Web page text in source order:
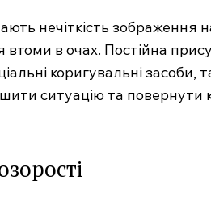
нечіткість зображення
втоми в очах. Постійна
коригувальні засоби,
ситуацію та повернути